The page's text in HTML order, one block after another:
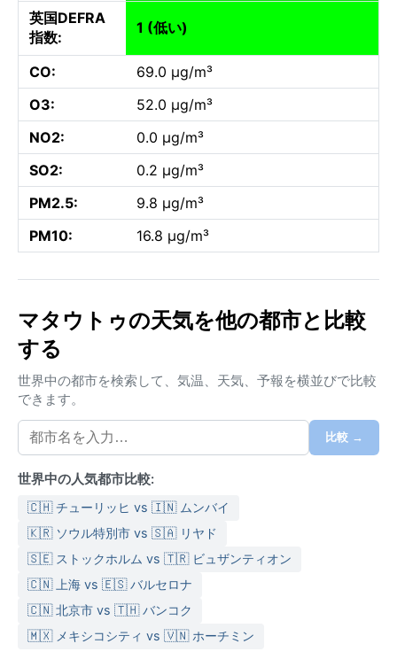
英国DEFRA
指数:
1 (低い)
CO:
69.0 µg/m³
O3:
52.0 µg/m³
NO2:
0.0 µg/m³
SO2:
0.2 µg/m³
PM2.5:
9.8 µg/m³
PM10:
16.8 µg/m³
マタウトゥの天気を他の都市と比較
する
世界中の都市を検索して、気温、天気、予報を横並びで比較
できます。
比較 →
世界中の人気都市比較:
🇨🇭 チューリッヒ vs 🇮🇳 ムンバイ
🇰🇷 ソウル特別市 vs 🇸🇦 リヤド
🇸🇪 ストックホルム vs 🇹🇷 ビュザンティオン
🇨🇳 上海 vs 🇪🇸 バルセロナ
🇨🇳 北京市 vs 🇹🇭 バンコク
🇲🇽 メキシコシティ vs 🇻🇳 ホーチミン